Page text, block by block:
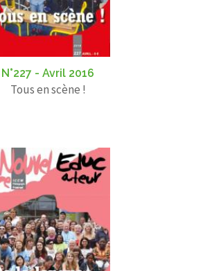
N°227 - Avril 2016
Tous en scène !